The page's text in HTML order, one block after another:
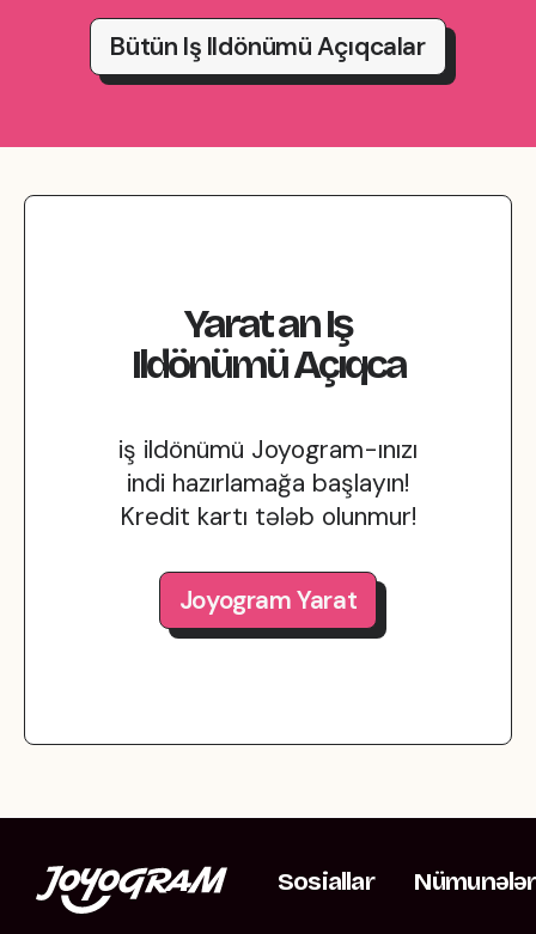
Bütün Iş Ildönümü Açıqcalar
YaratanIş
IldönümüAçıqca
iş ildönümü Joyogram-ınızı
indi hazırlamağa başlayın!
Kredit kartı tələb olunmur!
Joyogram Yarat
Sosiallar Nümunələr